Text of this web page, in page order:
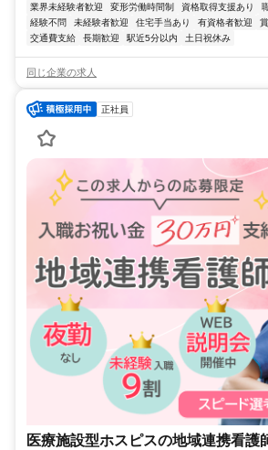
業界未経験者歓迎 変形労働時間制 資格取得支援あり
経験不問
未経験者歓迎 住宅手当あり 有資格者歓迎
交通費支給
長期歓迎 駅近5分以内 土日祝休み
同じ企業の求人
正社員
医療施設型ホスピスの地域連携看護